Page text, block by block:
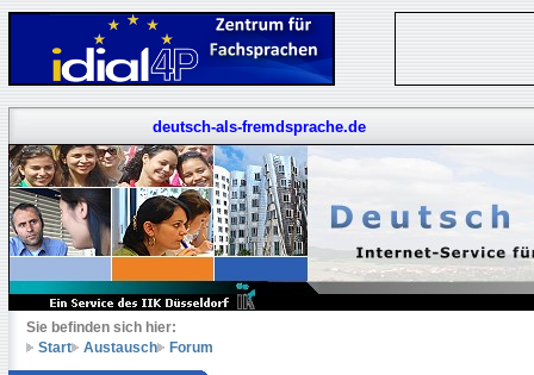
deutsch-als-fremdsprache.de
Sie befinden sich hier:
Start
Austausch Forum